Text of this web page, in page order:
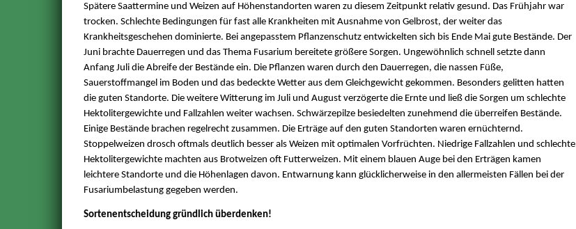
Spätere Saattermine und Weizen auf Höhenstandorten waren zu diesem Zeitpunkt relativ gesund. Das Frühjahr war
trocken. Schlechte Bedingungen für fast alle Krankheiten mit Ausnahme von Gelbrost, der weiter das
Krankheitsgeschehen dominierte. Bei angepasstem Pflanzenschutz entwickelten sich bis Ende Mai gute Bestände. Der
Juni brachte Dauerregen und das Thema Fusarium bereitete größere Sorgen. Ungewöhnlich schnell setzte dann
Anfang Juli die Abreife der Bestände ein. Die Pflanzen waren durch den Dauerregen, die nassen Füße,
Sauerstoffmangel im Boden und das bedeckte Wetter aus dem Gleichgewicht gekommen. Besonders gelitten hatten
die guten Standorte. Die weitere Witterung im Juli und August verzögerte die Ernte und ließ die Sorgen um schlechte
Hektolitergewichte und Fallzahlen weiter wachsen. Schwärzepilze besiedelten zunehmend die überreifen Bestände.
Einige Bestände brachen regelrecht zusammen. Die Erträge auf den guten Standorten waren ernüchternd.
Stoppelweizen drosch oftmals deutlich besser als Weizen mit optimalen Vorfrüchten. Niedrige Fallzahlen und schlechte
Hektolitergewichte machten aus Brotweizen oft Futterweizen. Mit einem blauen Auge bei den Erträgen kamen
leichtere Standorte und die Höhenlagen davon. Entwarnung kann glücklicherweise in den allermeisten Fällen bei der
Fusariumbelastung gegeben werden.
Sortenentscheidung gründlich überdenken!